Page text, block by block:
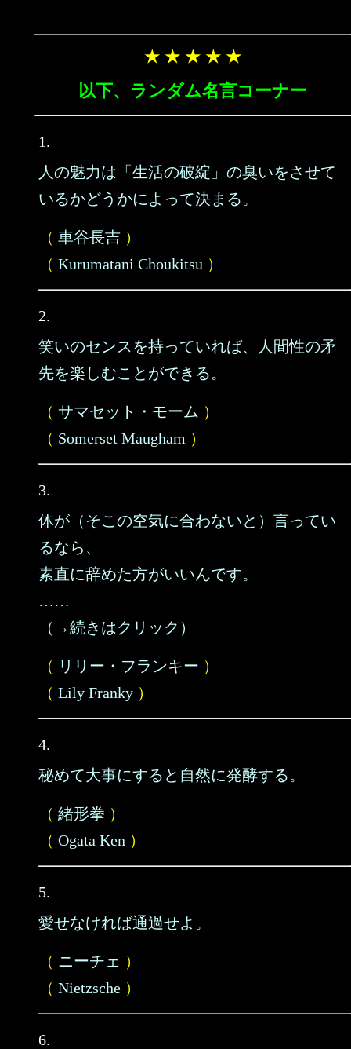
★ ★ ★ ★ ★
以下、ランダム名言コーナー
1.
人の魅力は「生活の破綻」の臭いをさせて
いるかどうかによって決まる。
（ 車谷長吉 ）
（ Kurumatani Choukitsu ）
2.
笑いのセンスを持っていれば、人間性の矛
先を楽しむことができる。
（ サマセット・モーム ）
（ Somerset Maugham ）
3.
体が（そこの空気に合わないと）言ってい
るなら、
素直に辞めた方がいいんです。
……
（→続きはクリック）
（ リリー・フランキー ）
（ Lily Franky ）
4.
秘めて大事にすると自然に発酵する。
（ 緒形拳 ）
（ Ogata Ken ）
5.
愛せなければ通過せよ。
（ ニーチェ ）
（ Nietzsche ）
6.